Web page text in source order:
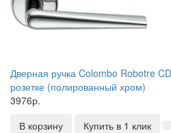
Дверная ручка Colombo Robotre
розетке (полированный хром)
3976р.
В корзину
Купить в 1 клик